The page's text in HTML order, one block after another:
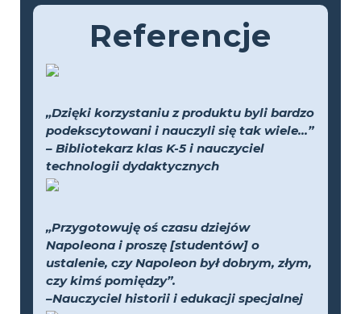
Referencje
„Dzięki korzystaniu z produktu byli bardzo
podekscytowani i nauczyli się tak wiele...”
– Bibliotekarz klas K-5 i nauczyciel
technologii dydaktycznych
„Przygotowuję oś czasu dziejów
Napoleona i proszę [studentów] o
ustalenie, czy Napoleon był dobrym, złym,
czy kimś pomiędzy”.
–Nauczyciel historii i edukacji specjalnej